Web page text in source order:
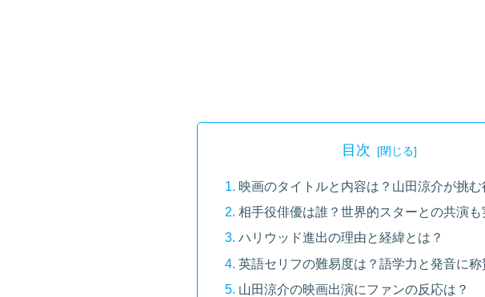
目次
映画のタイトルと内容は？山田涼介が挑む
相手役俳優は誰？世界的スターとの共演も
ハリウッド進出の理由と経緯とは？
英語セリフの難易度は？語学力と発音に称
山田涼介の映画出演にファンの反応は？